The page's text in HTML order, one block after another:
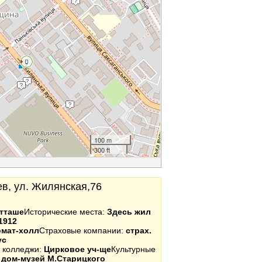
100 m
300 ft
ул. Жилянская,76
Исторические места: Здесь жил
холлСтраховые компании: страх.
колледжи: Цирковое уч-щеКультурные
дом-музей М.Старицкого